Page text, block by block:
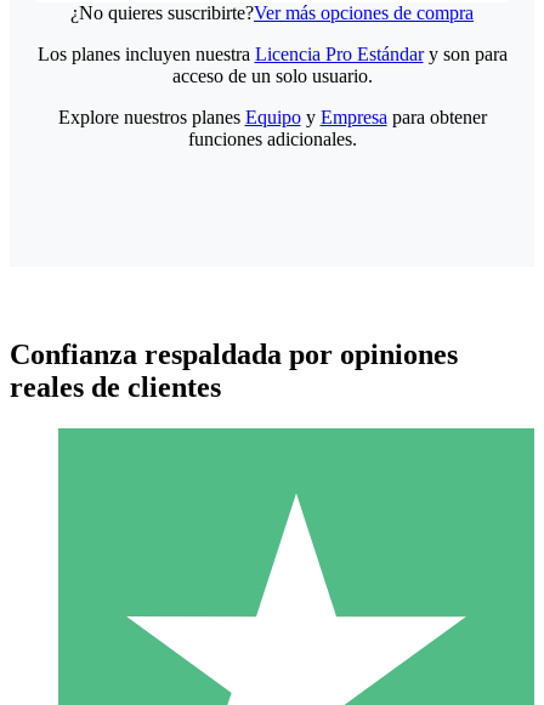
¿No quieres suscribirte?Ver más opciones de compra
Paquetes de Créditos Individuales
Paga según el uso con créditos de descarga. Sin compromiso
Los planes incluyen nuestra Licencia Pro Estándary son para
acceso de un solo usuario.
Explore nuestros planes Equipoy Empresa para obtener
funciones adicionales.
Confianza respaldada por opiniones
reales de clientes